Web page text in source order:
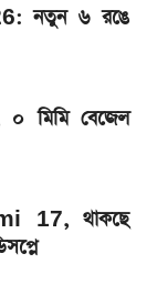
AMOLED
ও
২০২৬
বাইক,
নতুন ৬ রঙে
০ মিমি বেজেল
17, থাকছে